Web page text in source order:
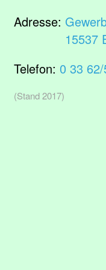
Adresse:
15537
Telefon: 0 33
(Stand 2017)